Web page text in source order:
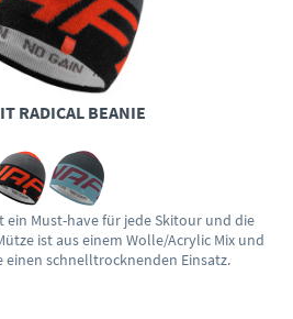
RADICAL BEANIE
ein Must-have für jede Skitour und die
ist aus einem Wolle/Acrylic Mix und
einen schnelltrocknenden Einsatz.